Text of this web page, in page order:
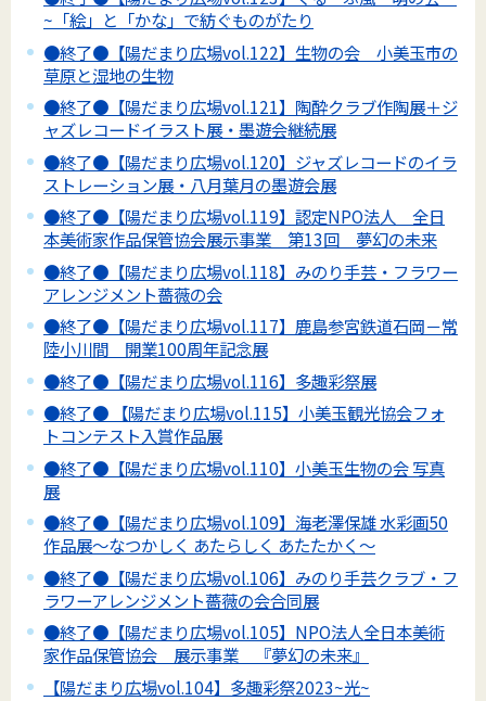
~「絵」と「かな」で紡ぐものがたり
●終了●【陽だまり広場vol.122】生物の会 小美玉市の
草原と湿地の生物
●終了●【陽だまり広場vol.121】陶酔クラブ作陶展＋ジ
ャズレコードイラスト展・墨遊会継続展
●終了●【陽だまり広場vol.120】ジャズレコードのイラ
ストレーション展・八月葉月の墨遊会展
●終了●【陽だまり広場vol.119】認定NPO法人 全日
本美術家作品保管協会展示事業 第13回 夢幻の未来
●終了●【陽だまり広場vol.118】みのり手芸・フラワー
アレンジメント薔薇の会
●終了●【陽だまり広場vol.117】鹿島参宮鉄道石岡－常
陸小川間 開業100周年記念展
●終了●【陽だまり広場vol.116】多趣彩祭展
●終了● 【陽だまり広場vol.115】小美玉観光協会フォ
トコンテスト入賞作品展
●終了●【陽だまり広場vol.110】小美玉生物の会 写真
展
●終了●【陽だまり広場vol.109】海老澤保雄 水彩画50
作品展～なつかしく あたらしく あたたかく～
●終了●【陽だまり広場vol.106】みのり手芸クラブ・フ
ラワーアレンジメント薔薇の会合同展
●終了●【陽だまり広場vol.105】NPO法人全日本美術
家作品保管協会 展示事業 『夢幻の未来』
【陽だまり広場vol.104】多趣彩祭2023~光~